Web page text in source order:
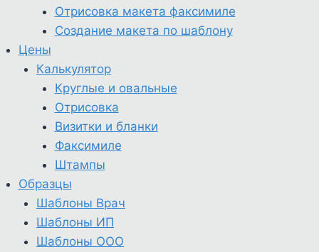
Отрисовка макета факсимиле
Создание макета по шаблону
Цены
Калькулятор
Круглые и овальные
Отрисовка
Визитки и бланки
Факсимиле
Штампы
Образцы
Шаблоны Врач
Шаблоны ИП
Шаблоны ООО